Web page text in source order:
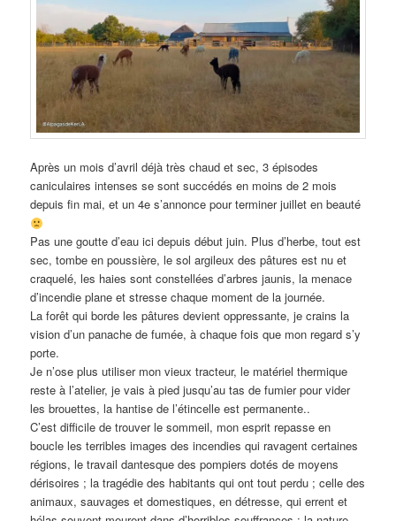
Après un mois d’avril déjà très chaud et sec, 3 épisodes
caniculaires intenses se sont succédés en moins de 2 mois
depuis fin mai, et un 4e s’annonce pour terminer juillet en beauté
Pas une goutte d’eau ici depuis début juin. Plus d’herbe, tout est
sec, tombe en poussière, le sol argileux des pâtures est nu et
craquelé, les haies sont constellées d’arbres jaunis, la menace
d’incendie plane et stresse chaque moment de la journée.
La forêt qui borde les pâtures devient oppressante, je crains la
vision d’un panache de fumée, à chaque fois que mon regard s’y
porte.
Je n’ose plus utiliser mon vieux tracteur, le matériel thermique
reste à l’atelier, je vais à pied jusqu’au tas de fumier pour vider
les brouettes, la hantise de l’étincelle est permanente..
C’est difficile de trouver le sommeil, mon esprit repasse en
boucle les terribles images des incendies qui ravagent certaines
régions, le travail dantesque des pompiers dotés de moyens
dérisoires ; la tragédie des habitants qui ont tout perdu ; celle des
animaux, sauvages et domestiques, en détresse, qui errent et